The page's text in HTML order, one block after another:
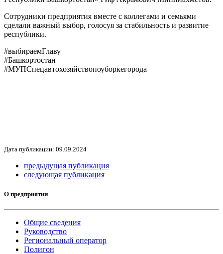
Сотрудники предприятия вместе с коллегами и семьями
сделали важный выбор, голосуя за стабильность и развитие
республики.
#выбираемГлаву
#Башкортостан
#МУПСпецавтохозяйствопоуборкегорода
Дата публикации: 09.09.2024
предыдущая публикация
следующая публикация
О предприятии
Общие сведения
Руководство
Региональный оператор
Полигон